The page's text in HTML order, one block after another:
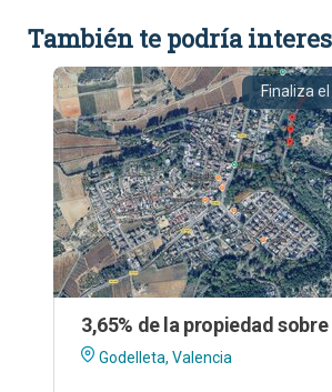
También te podría
Finaliza el
Godelleta, Valencia